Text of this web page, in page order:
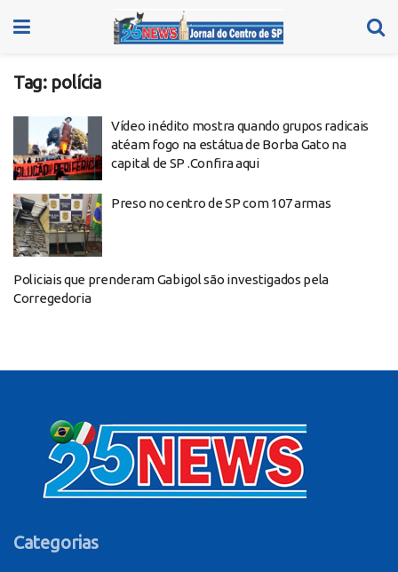
Tag: polícia
Vídeo inédito mostra quando grupos radicais
atéam fogo na estátua de Borba Gato na
capital de SP .Confira aqui
Preso no centro de SP com 107 armas
Policiais que prenderam Gabigol são investigados pela
Corregedoria
Categorias